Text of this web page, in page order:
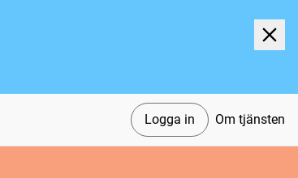
Logga in Om tjänsten